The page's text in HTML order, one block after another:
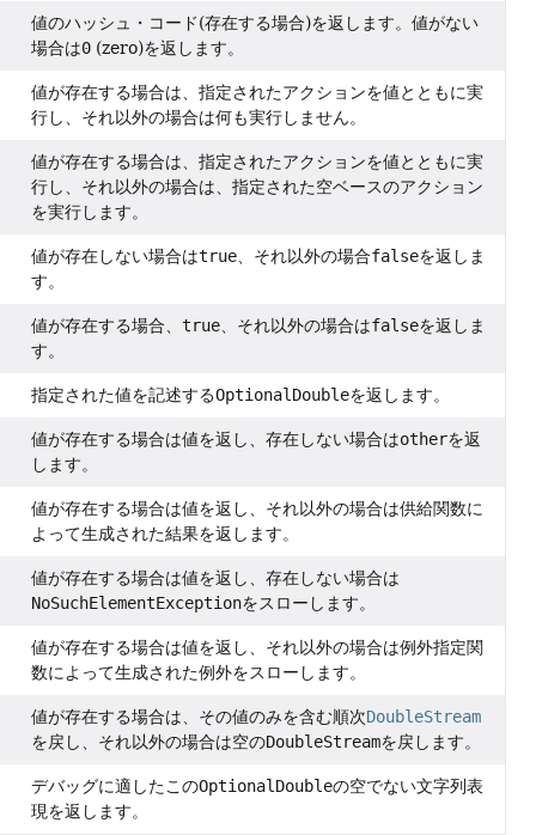
値のハッシュ・コード(存在する場合)を返します。値がない
場合は0 (zero)を返します。
値が存在する場合は、指定されたアクションを値とともに実
行し、それ以外の場合は何も実行しません。
値が存在する場合は、指定されたアクションを値とともに実
行し、それ以外の場合は、指定された空ベースのアクション
を実行します。
値が存在しない場合はtrue 、それ以外の場合falseを返しま
す。
値が存在する場合、true 、それ以外の場合はfalseを返しま
す。
指定された値を記述するOptionalDoubleを返します。
値が存在する場合は値を返し、存在しない場合はotherを返
します。
値が存在する場合は値を返し、それ以外の場合は供給関数に
よって生成された結果を返します。
値が存在する場合は値を返し、存在しない場合は
NoSuchElementExceptionをスローします。
値が存在する場合は値を返し、それ以外の場合は例外指定関
数によって生成された例外をスローします。
値が存在する場合は、その値のみを含む順次DoubleStream
を戻し、それ以外の場合は空のDoubleStreamを戻します。
デバッグに適したこのOptionalDoubleの空でない文字列表
現を返します。